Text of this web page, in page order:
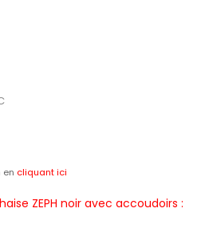
en cliquant ici
ZEPH noir avec accoudoirs :